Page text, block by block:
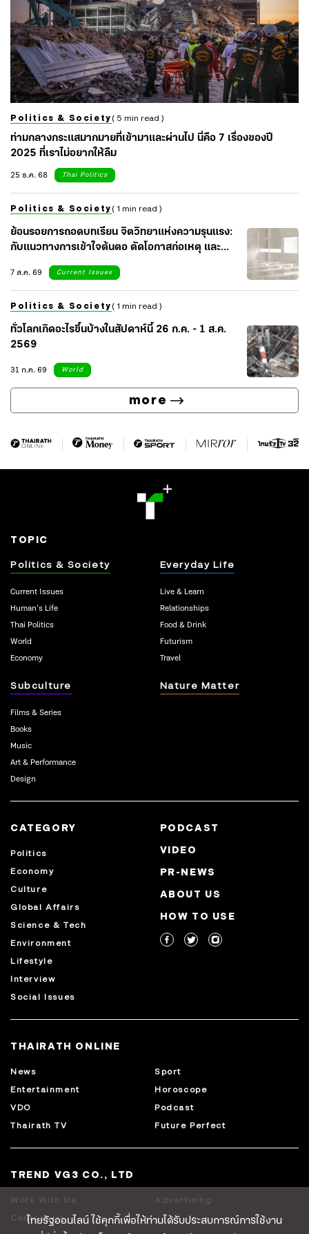
Politics & Society ( 5 min read )
ท่ามกลางกระแสมากมายที่เข้ามาและผ่านไป นี่คือ 7 เรื่องของปี
2025 ที่เราไม่อยากให้ลืม
25 ธ.ค. 68
Thai Politics
Politics & Society ( 1 min read )
ย้อนรอยการถอดบทเรียน จิตวิทยาแห่งความรุนแรง:
กับแนวทางการเข้าใจต้นตอ ตัดโอกาสก่อเหตุ และ
เยียวยาจิตใจสังคม
7 ส.ค. 69 Current Issues
Politics & Society ( 1 min read )
ทั่วโลกเกิดอะไรขึ้นบ้างในสัปดาห์นี้ 26 ก.ค. - 1 ส.ค.
2569
31 ก.ค. 69
World
more
ไทยรัฐออนไลน์ ใช้คุกกี้เพื่อให้ท่านได้รับประสบการณ์การใช้งาน
TOPIC
Politics & Society
Current Issues
Human’s Life
Thai Politics
World
Economy
Everyday Life
Live & Learn
Relationships
Food & Drink
Futurism
Travel
Subculture
Films & Series
Books
Music
Art & Performance
Design
Nature Matter
CATEGORY
Politics
Economy
Culture
Global Affairs
Science & Tech
Environment
Lifestyle
Interview
Social Issues
PODCAST
VIDEO
PR-NEWS
ABOUT US
HOW TO USE
THAIRATH ONLINE
News
Sport
Entertainment
Horoscope
VDO
Podcast
Thairath TV
Future Perfect
TREND VG3 CO., LTD
Work With Us
Advertising
Contact Us